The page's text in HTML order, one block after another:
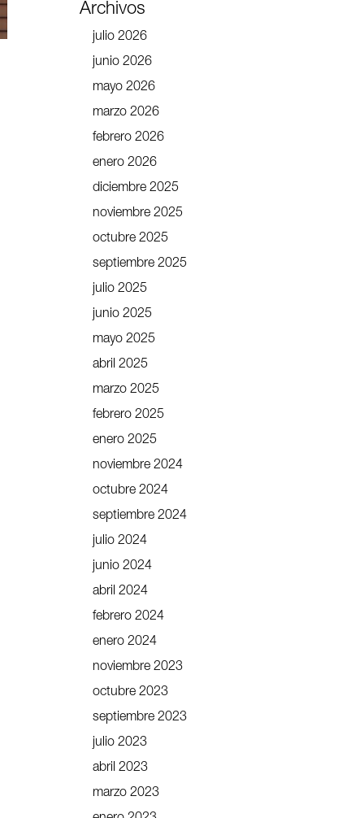
Archivos
julio 2026
junio 2026
mayo 2026
marzo 2026
febrero 2026
enero 2026
diciembre 2025
noviembre 2025
octubre 2025
septiembre 2025
julio 2025
junio 2025
mayo 2025
abril 2025
marzo 2025
febrero 2025
enero 2025
noviembre 2024
octubre 2024
septiembre 2024
julio 2024
junio 2024
abril 2024
febrero 2024
enero 2024
noviembre 2023
octubre 2023
septiembre 2023
julio 2023
abril 2023
marzo 2023